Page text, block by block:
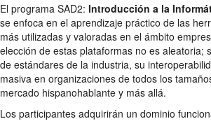
El programa SAD2: Introducción a la
se enfoca en el aprendizaje práctico de las
más utilizadas y valoradas en el ámbito
elección de estas plataformas no es aleatoria;
de estándares de la industria, su
masiva en organizaciones de todos los
mercado hispanohablante y más allá.
Los participantes adquirirán un dominio